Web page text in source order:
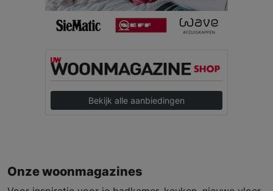
Bekijk alle aanbiedingen
Onze woonmagazines